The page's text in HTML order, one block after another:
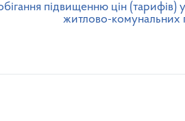
підвищенню цін (тарифів)
житлово-комунальних